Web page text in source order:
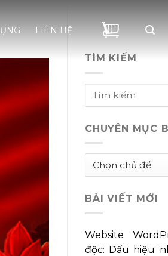
LIÊN HỆ
TÌM KIẾM
CHUYÊN MỤC
Chuyên
viết
BÀI VIẾT MỚI
Website
độc: Dấu hiệu